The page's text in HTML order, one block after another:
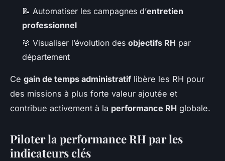
📝 Automatiser les campagnes d’entretien
professionnel
🎯 Visualiser l’évolution des objectifs RH par
département
Ce gain de temps administratiflibère les RH pour
des missions à plus forte valeur ajoutée et
contribue activement à la performance RH globale.
Piloter la performance RH par les
indicateurs clés